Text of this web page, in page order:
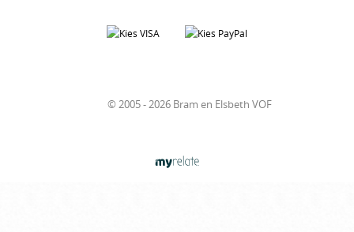
© 2005 - 2026 Bram en Elsbeth VOF